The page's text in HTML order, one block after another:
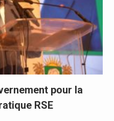
pour la
RSE